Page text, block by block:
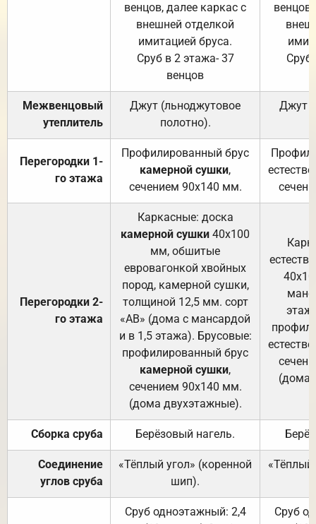
венцов, далее каркас с
внешней отделкой
имитацией бруса.
Сруб в 2 этажа- 37
венцов
Сруб
Межвенцовый
утеплитель
Джут (льноджутовое
полотно).
Джут
Перегородки 1-
го этажа
Профилированный брус
камерной сушки,
сечением 90х140 мм.
Перегородки 2-
го этажа
Каркасные: доска
камерной сушки 40х100
мм, обшитые
евровагонкой хвойных
пород, камерной сушки,
толщиной 12,5 мм. сорт
«АВ» (дома с мансардой
и в 1,5 этажа). Брусовые:
профилированный брус
камерной сушки,
сечением 90х140 мм.
(дома двухэтажные).
(дома
Сборка сруба Берёзовый нагель.
Соединение
углов сруба
«Тёплый угол» (коренной
шип).
«Тёплый
Сруб одноэтажный: 2,4
Сруб